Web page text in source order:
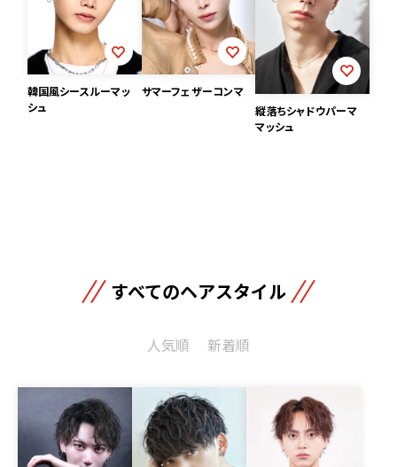
韓国風シースルーマッ
シュ
サマーフェザーコンマ
縦落ちシャドウパーマ
マッシュ
すべてのヘアスタイル
人気順 新着順